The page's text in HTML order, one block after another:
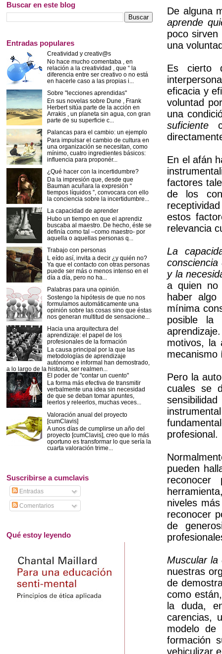
De alguna
aprende
poco sirven
una
Es cierto
eficacia y
voluntad
una
suficiente
En el afán
factores
de los
estos
relevancia
La
y la
a quien no
haber
mínima
posible la
motivos, la
mecanismo
Pero la
cuales se
profesional.
pueden
niveles
reconocer
de
Muscular la
nuestras
de
como
la duda,
carencias,
modelo de
formación
vehiculizar
Buscar en este blog
Entradas populares
Creatividad y creativ@s
No hace mucho comentaba , en
relación a la creatividad , que “ la
diferencia entre ser creativo o no está
en hacerle caso a las propias i...
Sobre "lecciones aprendidas"
En sus novelas sobre Dune , Frank
Herbert sitúa parte de la acción en
Arrakis , un planeta sin agua, con gran
parte de su superficie c...
Palancas para el cambio: un ejemplo
Para impulsar el cambio de cultura en
una organización se necesitan, como
mínimo, cuatro ingredientes básicos:
influencia para proponér...
¿Qué hacer con la incertidumbre?
Da la impresión que, desde que
Bauman acuñara la expresión “
tiempos líquidos ”, convocara con ello
la conciencia sobre la incertidumbre...
La capacidad de aprender
Hubo un tiempo en que el aprendiz
buscaba al maestro. De hecho, éste se
definía como tal –como maestro- por
aquella o aquellas personas q...
Trabajo con personas
L eído así, invita a decir ¿y quién no?
Ya que el contacto con otras personas
puede ser más o menos intenso en el
día a día, pero no ha...
Palabras para una opinión.
Sostengo la hipótesis de que no nos
formulamos automáticamente una
opinión sobre las cosas sino que éstas
nos generan multitud de sensacione...
Hacia una arquitectura del
aprendizaje: el papel de los
profesionales de la formación
La causa principal por la que las
metodologías de aprendizaje
autónomo e informal han demostrado,
a lo largo de la historia, ser realmen...
El poder de "contar un cuento"
La forma más efectiva de transmitir
verbalmente una idea sin necesidad
de que se deban tomar apuntes,
leerlos y releerlos, muchas veces...
Valoración anual del proyecto
[cumClavis]
A unos días de cumplirse un año del
proyecto [cumClavis], creo que lo más
oportuno es transformar lo que sería la
cuarta valoración trime...
Suscribirse a cumclavis
Entradas
Comentarios
Qué estoy leyendo